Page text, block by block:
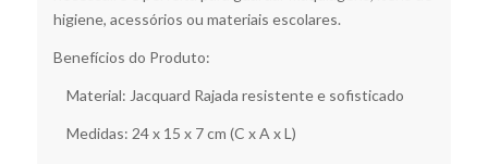
higiene, acessórios ou materiais escolares.
Benefícios do Produto:
Material: Jacquard Rajada resistente e sofisticado
Medidas: 24 x 15 x 7 cm (C x A x L)